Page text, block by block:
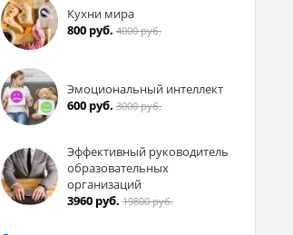
Кухни мира
800 руб. 4000 руб.
Эмоциональный интеллект
600 руб. 3000 руб.
Эффективный руководитель
образовательных
организаций
3960 руб. 19800 руб.